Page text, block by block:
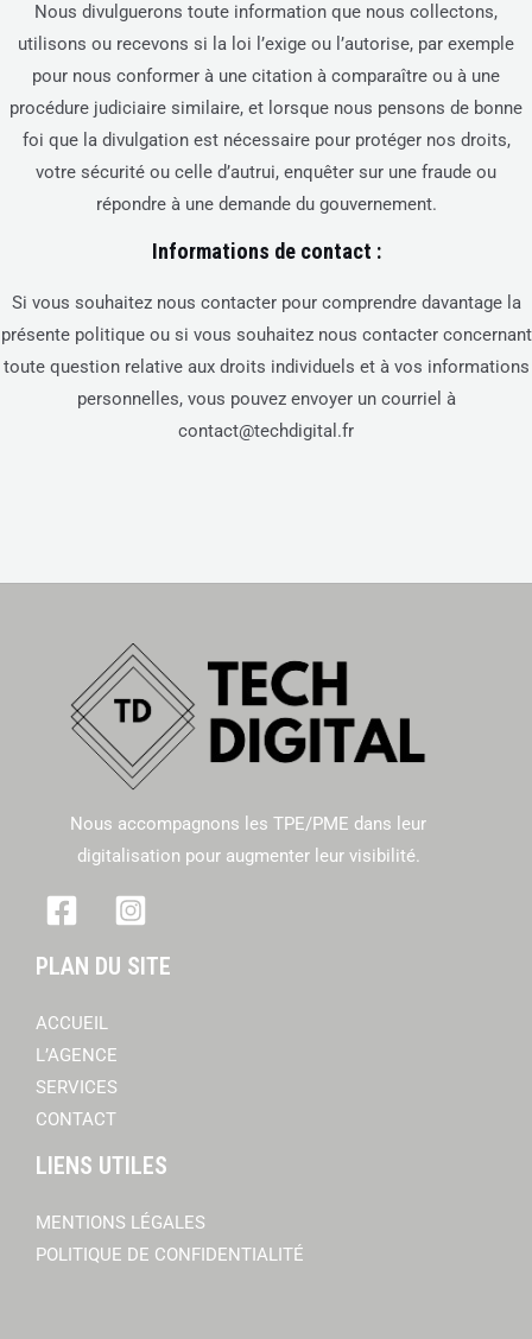
Nous divulguerons toute information que nous collectons,
utilisons ou recevons si la loi l’exige ou l’autorise, par exemple
pour nous conformer à une citation à comparaître ou à une
procédure judiciaire similaire, et lorsque nous pensons de bonne
foi que la divulgation est nécessaire pour protéger nos droits,
votre sécurité ou celle d’autrui, enquêter sur une fraude ou
répondre à une demande du gouvernement.
Informations de contact :
Si vous souhaitez nous contacter pour comprendre davantage la
présente politique ou si vous souhaitez nous contacter concernant
toute question relative aux droits individuels et à vos informations
personnelles, vous pouvez envoyer un courriel à
contact@techdigital.fr
Nous accompagnons les TPE/PME dans leur
digitalisation pour augmenter leur visibilité.
PLAN DU SITE
ACCUEIL
L’AGENCE
SERVICES
CONTACT
LIENS UTILES
MENTIONS LÉGALES
POLITIQUE DE CONFIDENTIALITÉ